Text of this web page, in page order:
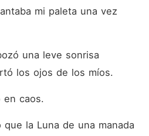
mi paleta una vez
una leve sonrisa
los ojos de los míos.
en caos.
que la Luna de una manada